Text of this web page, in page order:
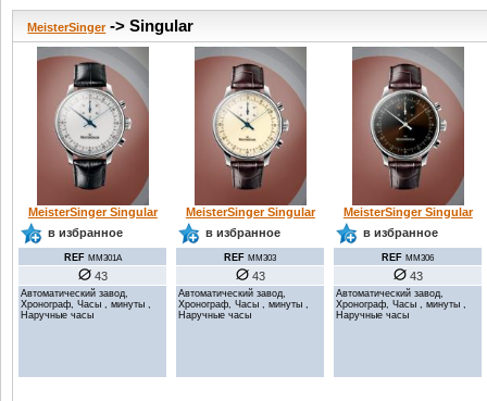
MeisterSinger-> Singular
MeisterSinger Singular
в избранное
REF MM301A
43
Автоматический завод,
Хронограф, Часы , минуты ,
Наручные часы
MeisterSinger Singular
в избранное
REF MM303
43
Автоматический завод,
Хронограф, Часы , минуты ,
Наручные часы
MeisterSinger Singular
в избранное
REF MM306
43
Автоматический завод,
Хронограф, Часы , минуты ,
Наручные часы